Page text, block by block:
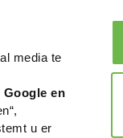
media te
en
u er